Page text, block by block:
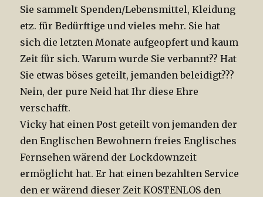
Sie sammelt Spenden/Lebensmittel, Kleidung
etz. für Bedürftige und vieles mehr. Sie hat
sich die letzten Monate aufgeopfert und kaum
Zeit für sich. Warum wurde Sie verbannt?? Hat
Sie etwas böses geteilt, jemanden beleidigt???
Nein, der pure Neid hat Ihr diese Ehre
verschafft.
Vicky hat einen Post geteilt von jemanden der
den Englischen Bewohnern freies Englisches
Fernsehen wärend der Lockdownzeit
ermöglicht hat. Er hat einen bezahlten Service
den er wärend dieser Zeit KOSTENLOS den